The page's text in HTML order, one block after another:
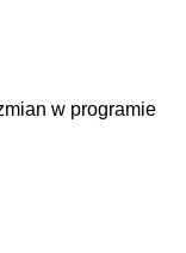
w programie